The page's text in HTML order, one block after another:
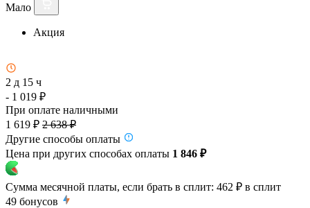
Мало
Акция
2 д 15 ч
- 1 019 ₽
При оплате наличными
1 619 ₽ 2 638 ₽
Другие способы оплаты
Цена при других способах оплаты 1 846 ₽
Сумма месячной платы, если брать в сплит: 462 ₽ в сплит
49 бонусов